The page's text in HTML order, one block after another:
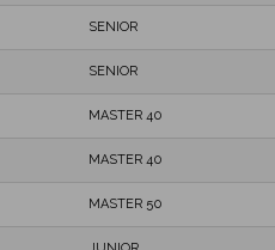
SENIOR
SENIOR
MASTER 40
MASTER 40
MASTER 50